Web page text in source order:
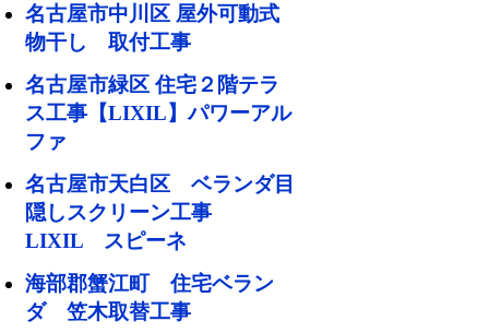
名古屋市中川区 屋外可動式
物干し 取付工事
名古屋市緑区 住宅２階テラ
ス工事【LIXIL】パワーアル
ファ
名古屋市天白区 ベランダ目
隠しスクリーン工事
LIXIL スピーネ
海部郡蟹江町 住宅ベラン
ダ 笠木取替工事